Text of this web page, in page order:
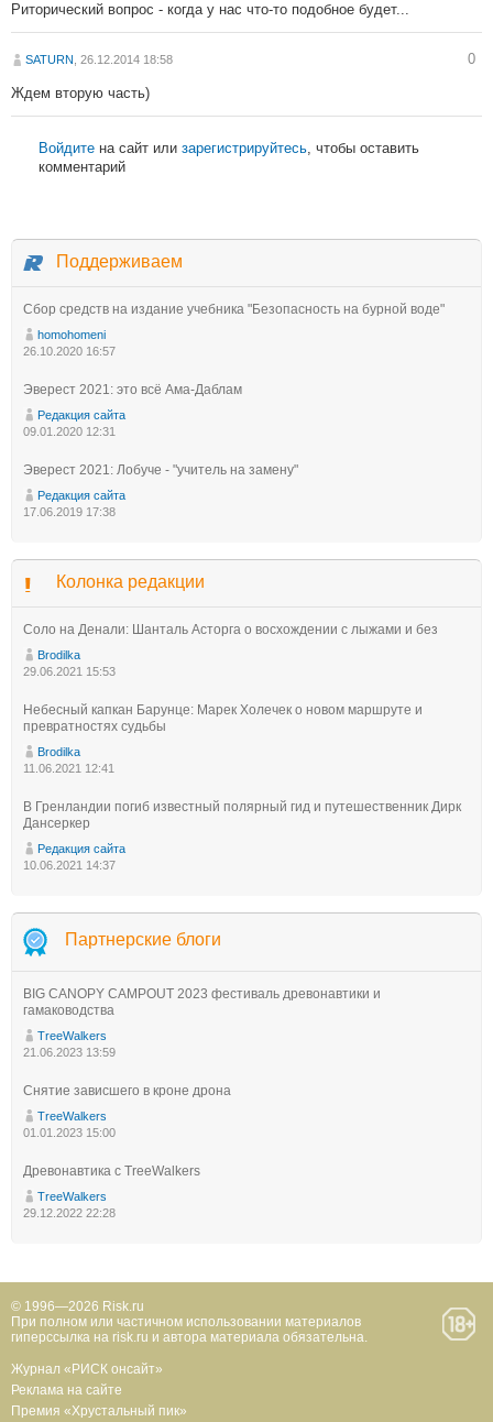
Риторический вопрос - когда у нас что-то подобное будет...
SATURN , 26.12.2014 18:58 0
Ждем вторую часть)
Войдите на сайт или зарегистрируйтесь, чтобы оставить
комментарий
Поддерживаем
Сбор средств на издание учебника "Безопасность на бурной воде"
homohomeni
26.10.2020 16:57
Эверест 2021: это всё Ама-Даблам
Редакция сайта
09.01.2020 12:31
Эверест 2021: Лобуче - "учитель на замену"
Редакция сайта
17.06.2019 17:38
Колонка редакции
Соло на Денали: Шанталь Асторга о восхождении с лыжами и без
Brodilka
29.06.2021 15:53
Небесный капкан Барунце: Марек Холечек о новом маршруте и
превратностях судьбы
Brodilka
11.06.2021 12:41
В Гренландии погиб известный полярный гид и путешественник Дирк
Дансеркер
Редакция сайта
10.06.2021 14:37
Партнерские блоги
BIG CANOPY CAMPOUT 2023 фестиваль древонавтики и
гамаководства
TreeWalkers
21.06.2023 13:59
Снятие зависшего в кроне дрона
TreeWalkers
01.01.2023 15:00
Древонавтика с TreeWalkers
TreeWalkers
29.12.2022 22:28
© 1996—2026 Risk.ru
При полном или частичном использовании материалов
гиперссылка на risk.ru и автора материала обязательна.
Журнал «РИСК онсайт»
Реклама на сайте
Премия «Хрустальный пик»